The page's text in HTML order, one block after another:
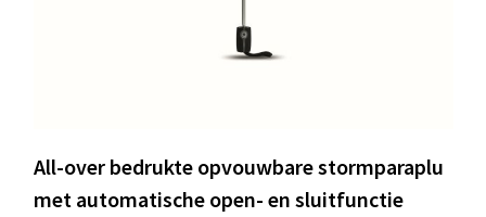
All-over bedrukte opvouwbare stormparaplu
met automatische open- en sluitfunctie